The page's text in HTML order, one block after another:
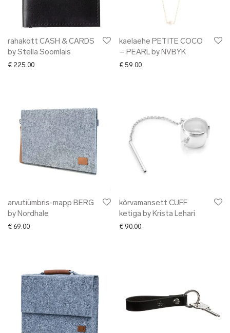
rahakott CASH & CARDS
by Stella Soomlais
€ 225.00
kaelaehe PETITE COCO
– PEARL by NVBYK
€ 59.00
arvutiümbris-mapp BERG
by Nordhale
€ 69.00
kõrvamansett CUFF
ketiga by Krista Lehari
€ 90.00